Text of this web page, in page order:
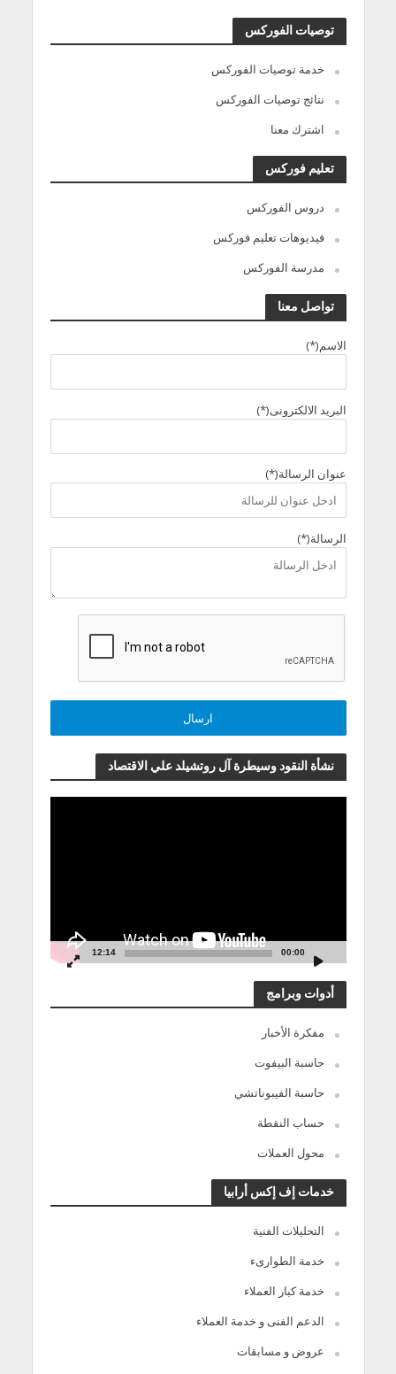
توصيات الفوركس
خدمة توصيات الفوركس
نتائج توصيات الفوركس
اشترك معنا
تعليم فوركس
دروس الفوركس
فيديوهات تعليم فوركس
مدرسة الفوركس
تواصل معنا
الاسم(*)
البريد الالكترونى(*)
عنوان الرسالة(*)
الرسالة(*)
نشأة النقود وسيطرة آل روتشيلد علي الاقتصاد
00:00
12:14
أدوات وبرامج
مفكرة الأخبار
حاسبة البيفوت
حاسبة الفيبوناتشي
حساب النقطة
محول العملات
خدمات إف إكس أرابيا
التحليلات الفنية
خدمة الطوارىء
خدمة كبار العملاء
الدعم الفنى و خدمة العملاء
عروض و مسابقات